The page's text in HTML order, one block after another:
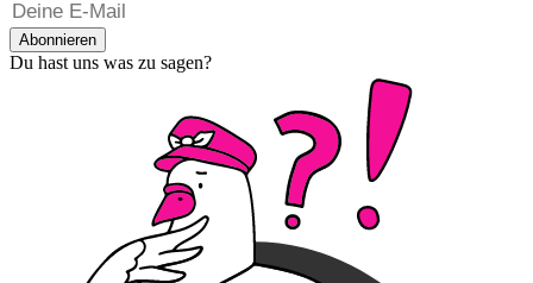
Abonnieren
Du hast uns was zu sagen?